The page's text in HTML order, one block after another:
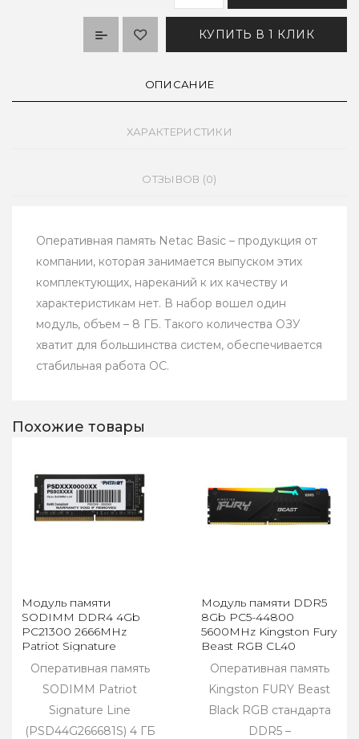
КУПИТЬ В 1 КЛИК
ОПИСАНИЕ
ХАРАКТЕРИСТИКИ
ОТЗЫВОВ (0)
Оперативная память Netac Basic – продукция от
компании, которая занимается выпуском этих
комплектующих, нареканий к их качеству и
характеристикам нет. В набор вошел один
модуль, объем – 8 ГБ. Такого количества ОЗУ
хватит для большинства систем, обеспечивается
стабильная работа ОС.
Похожие товары
Модуль памяти
SODIMM DDR4 4Gb
PC21300 2666MHz
Patriot Signature
(PSD44G266681S)
Оперативная память
SODIMM Patriot
Signature Line
(PSD44G266681S) 4 ГБ
Модуль памяти DDR5
8Gb PC5-44800
5600MHz Kingston Fury
Beast RGB CL40
KF556C40BBA-8
Оперативная память
Kingston FURY Beast
Black RGB стандарта
DDR5 –